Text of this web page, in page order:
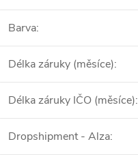
Barva:
Délka záruky (měsíce):
Délka záruky IČO (měsíce):
Dropshipment - Alza: